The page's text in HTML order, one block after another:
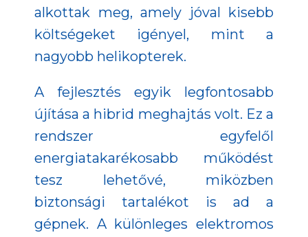
alkottak meg, amely jóval kisebb
költségeket igényel, mint a
nagyobb helikopterek.
A fejlesztés egyik legfontosabb
újítása a hibrid meghajtás volt. Ez a
rendszer egyfelől
energiatakarékosabb működést
tesz lehetővé, miközben
biztonsági tartalékot is ad a
gépnek. A különleges elektromos